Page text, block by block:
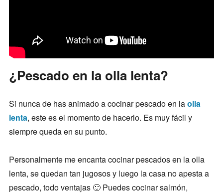
¿Pescado en la olla lenta?
Si nunca de has animado a cocinar pescado en laolla
lenta, este es el momento de hacerlo. Es muy fácil y
siempre queda en su punto.
Personalmente me encanta cocinar pescados en la olla
lenta, se quedan tan jugosos y luego la casa no apesta a
pescado, todo ventajas 🙂 Puedes cocinar salmón,